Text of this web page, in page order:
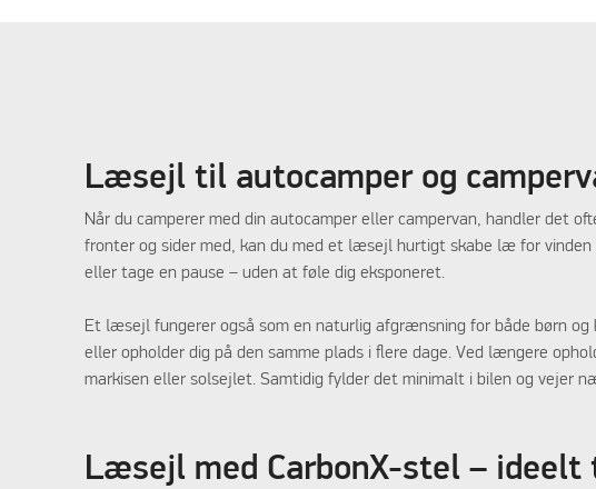
Læsejl til autocamper og
Når du camperer med din autocamper eller campervan, handler det
fronter og sider med, kan du med et læsejl hurtigt skabe læ for
eller tage en pause – uden at føle dig eksponeret.
Et læsejl fungerer også som en naturlig afgrænsning for både børn
eller opholder dig på den samme plads i flere dage. Ved længere
markisen eller solsejlet. Samtidig fylder det minimalt i bilen og vejer
Læsejl med CarbonX-stel –